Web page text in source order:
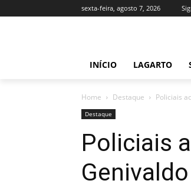
sexta-feira, agosto 7, 2026
INÍCIO LAGARTO
Home Destaque Policiais
Destaque
Policiais